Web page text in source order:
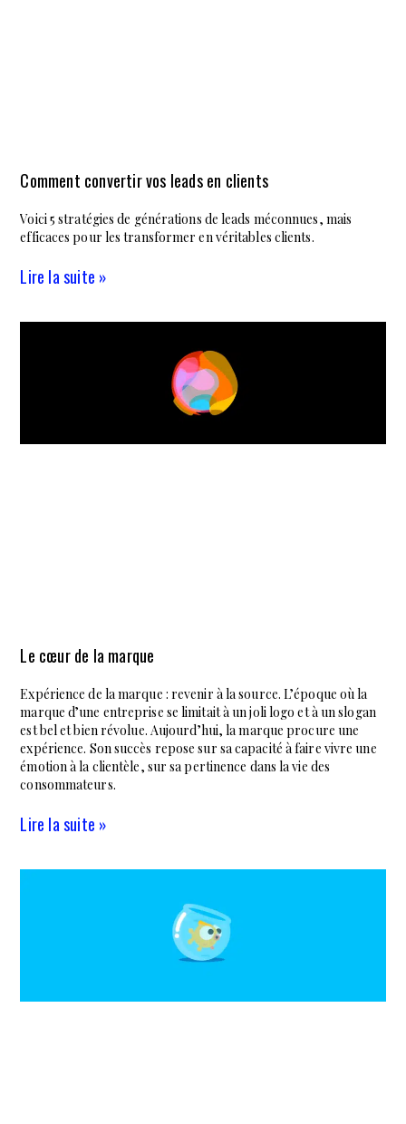
Comment convertir vos leads en clients
Voici 5 stratégies de générations de leads méconnues, mais
efficaces pour les transformer en véritables clients.
Lire la suite »
Le cœur de la marque
Expérience de la marque : revenir à la source. L’époque où la
marque d’une entreprise se limitait à un joli logo et à un slogan
est bel et bien révolue. Aujourd’hui, la marque procure une
expérience. Son succès repose sur sa capacité à faire vivre une
émotion à la clientèle, sur sa pertinence dans la vie des
consommateurs.
Lire la suite »